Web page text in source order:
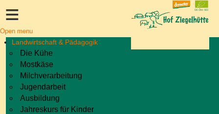
≡
Open menu
Landwirtschaft & Pädagogik
Die Kühe
Mostkäse
Milchverarbeitung
Jugendarbeit
Ausbildung
Jahreskurs für Kinder